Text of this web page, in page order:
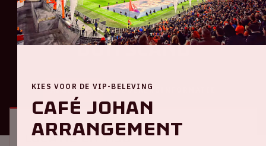
Oranje
Nederland -
Duitsland
ALGEMEEN BEZOEKERSINFORMATIE
Locatie en tijd
KIES VOOR DE VIP-BELEVING
Café Johan
Arrangement